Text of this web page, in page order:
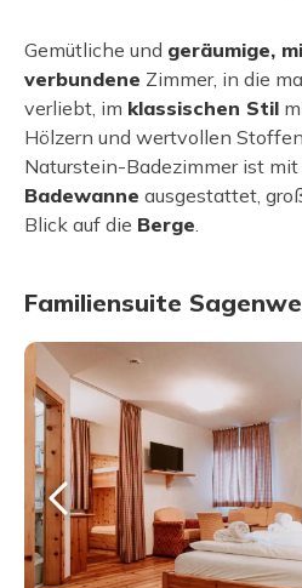
Gemütliche und geräumige,
verbundene Zimmer, in die
verliebt, im klassischen Stil
Hölzern und wertvollen
Naturstein-Badezimmer ist mit
Badewanne ausgestattet,
Blick auf die Berge
Familiensuite